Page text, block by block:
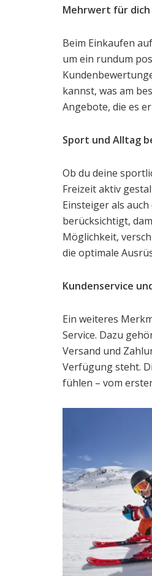
Mehrwert für dich
Beim Einkaufen auf
um ein rundum
kannst, was am
Angebote, die es
Sport und Alltag
Ob du deine
Freizeit aktiv
Einsteiger als
berücksichtigt,
Möglichkeit,
die optimale
Kundenservice
Ein weiteres
Service. Dazu
Versand und
Verfügung steht.
fühlen – vom